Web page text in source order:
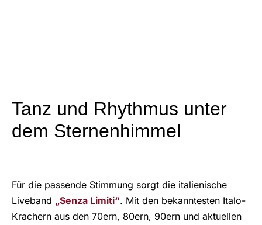
Tanz und Rhythmus unter
dem Sternenhimmel
Für die passende Stimmung sorgt die italienische
Liveband „Senza Limiti“. Mit den bekanntesten Italo-
Krachern aus den 70ern, 80ern, 90ern und aktuellen